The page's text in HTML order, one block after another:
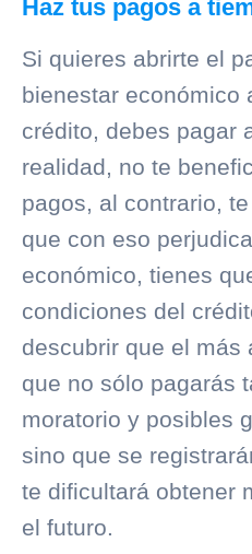
Haz tus pagos a
Si quieres abrirte el
bienestar económico
crédito, debes pagar
realidad, no te
pagos, al contrario,
que con eso
económico, tienes
condiciones del
descubrir que el más
que no sólo pagarás
moratorio y posibles
sino que se
te dificultará obtener
el futuro.